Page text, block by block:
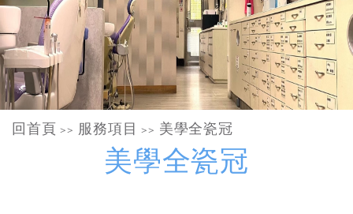
回首頁 >> 服務項目 >> 美學全瓷冠
美學全瓷冠